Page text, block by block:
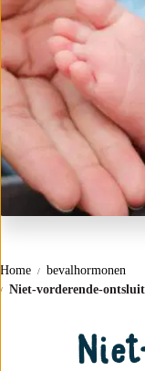
Home
bevalhormonen
Niet-vorderende-